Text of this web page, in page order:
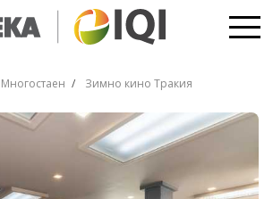
Многостаен Зимно кино Тракия